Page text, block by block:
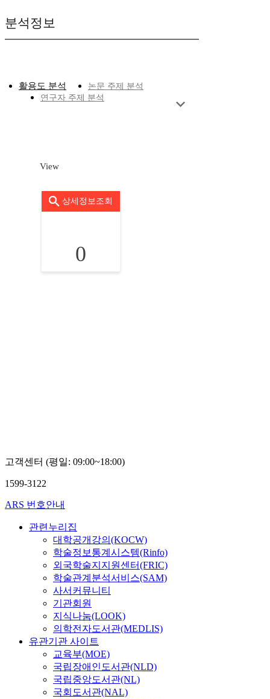
분석정보
활용도 분석
논문 주제 분석
연구자 주제 분석
View
상세정보조회
0
고객센터 (평일: 09:00~18:00)
1599-3122
ARS 번호안내
관련누리집
대학공개강의(KOCW)
학술정보통계시스템(Rinfo)
외국학술지지원센터(FRIC)
학술관계분석서비스(SAM)
사서커뮤니티
기관회원
지식나눔(LOOK)
의학전자도서관(MEDLIS)
유관기관 사이트
교육부(MOE)
국립장애인도서관(NLD)
국립중앙도서관(NL)
국회도서관(NAL)